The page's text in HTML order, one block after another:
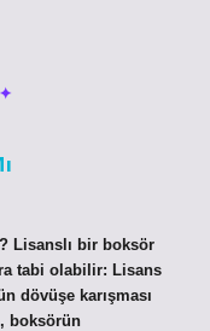
Lisanslı bir boksör
tabi olabilir: Lisans
dövüşe karışması
boksörün